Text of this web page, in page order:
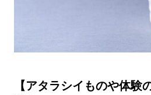
【アタラシイものや体